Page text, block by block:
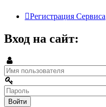
Регистрация Сервиса
Вход на сайт: